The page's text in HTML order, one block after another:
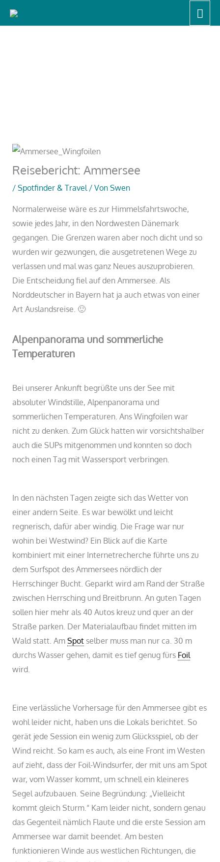
Start Reisebericht: Ammersee
Reisebericht: Ammersee
/Spotfinder & Travel/ VonSwen
Normalerweise wäre es zur Himmelsfahrtswoche,
sowie jedes Jahr, in den Nordwesten Dänemark
gegangen. Die Grenzen waren aber noch dicht und so
wurden wir gezwungen, die ausgetretenen Wege zu
verlassen und mal was ganz Neues auszuprobieren.
Die Entscheidung fiel auf den Ammersee. Als
Norddeutscher in Bayern hat ja auch etwas von einer
Art Auslandsreise. 🙂
Alpenpanorama und sommerliche
Temperaturen
Bei unserer Ankunft begrüßte uns der See mit
absoluter Windstille, Alpenpanorama und
sommerlichen Temperaturen. Ans Wingfoilen war
nicht zu denken. Zum Glück hatten wir vorsichtshalber
auch die SUPs mitgenommen und konnten so doch
noch einen Tag mit Wassersport verbringen.
In den nächsten Tagen zeigte sich das Wetter von
einer andern Seite. Es war bewölkt und leicht
regnerisch, dafür aber windig. Die Frage war nur
wohin bei Westwind? Ein Blick auf die Karte
kombiniert mit einer Internetrecherche führte uns zu
dem Surfspot des Ammersees nördlich der
Herrschinger Bucht. Geparkt wird am Rand der Straße
zwischen Herrsching und Breitbrunn. An guten Tagen
sollen hier mehr als 40 Autos kreuz und quer an der
Straße parken. Der Materialaufbau findet mitten im
Wald statt. AmSpot selber muss man nur ca. 30 m
durchs Wasser gehen, damit es tief genug fürs Foil
wird.
Eine verlässliche Vorhersage für den Ammersee gibt es
wohl leider nicht, haben uns die Lokals berichtet. So
gerät jede Session ein wenig zum Glücksspiel, ob der
Wind reicht. So kam es auch, als eine Front im Westen
auf zieht, dass der Foil-Windsurfer, der mit uns am Spot
war, vom Wasser kommt, um schnell ein kleineres
Segel aufzubauen. Seine Begründung: „Vielleicht
kommt gleich Sturm.“ Kam leider nicht, sondern genau
das Gegenteil nämlich Flaute und die erste Session am
Ammersee war damit beendet. Am besten
funktionieren Winde aus westlichen Richtungen, die